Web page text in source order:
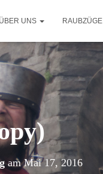
UNS RAUBZÜGE
amMai 17, 2016